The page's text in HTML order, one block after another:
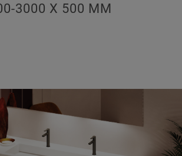
3000 X 500 ММ